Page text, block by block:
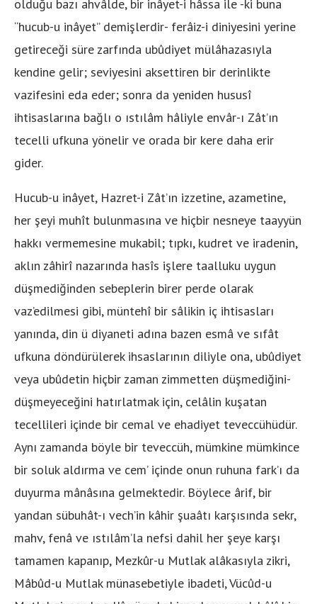
olduğu bazı ahvâlde, bir inâyet-i hâssa ile -ki buna
“hucub-u inâyet” demişlerdir- ferâiz-i diniyesini yerine
getireceği süre zarfında ubûdiyet mülâhazasıyla
kendine gelir; seviyesini aksettiren bir derinlikte
vazifesini eda eder; sonra da yeniden hususî
ihtisaslarına bağlı o ıstılâm hâliyle envâr-ı Zât’ın
tecelli ufkuna yönelir ve orada bir kere daha erir
gider.
Hucub-u inâyet, Hazret-i Zât’ın izzetine, azametine,
her şeyi muhît bulunmasına ve hiçbir nesneye taayyün
hakkı vermemesine mukabil; tıpkı, kudret ve iradenin,
aklın zâhirî nazarında hasîs işlere taalluku uygun
düşmediğinden sebeplerin birer perde olarak
vaz’edilmesi gibi, müntehî bir sâlikin iç ihtisasları
yanında, din ü diyaneti adına bazen esmâ ve sıfât
ufkuna döndürülerek ihsaslarının diliyle ona, ubûdiyet
veya ubûdetin hiçbir zaman zimmetten düşmediğini-
düşmeyeceğini hatırlatmak için, celâlin kuşatan
tecellileri içinde bir cemal ve ehadiyet teveccühüdür.
Aynı zamanda böyle bir teveccüh, mümkine mümkince
bir soluk aldırma ve cem’ içinde onun ruhuna fark’ı da
duyurma mânâsına gelmektedir. Böylece ârif, bir
yandan sübuhât-ı vech’in kâhir şuaâtı karşısında sekr,
mahv, fenâ ve ıstılâm’la nefsi dahil her şeye karşı
tamamen kapanıp, Mezkûr-u Mutlak alâkasıyla zikri,
Mâbûd-u Mutlak münasebetiyle ibadeti, Vücûd-u